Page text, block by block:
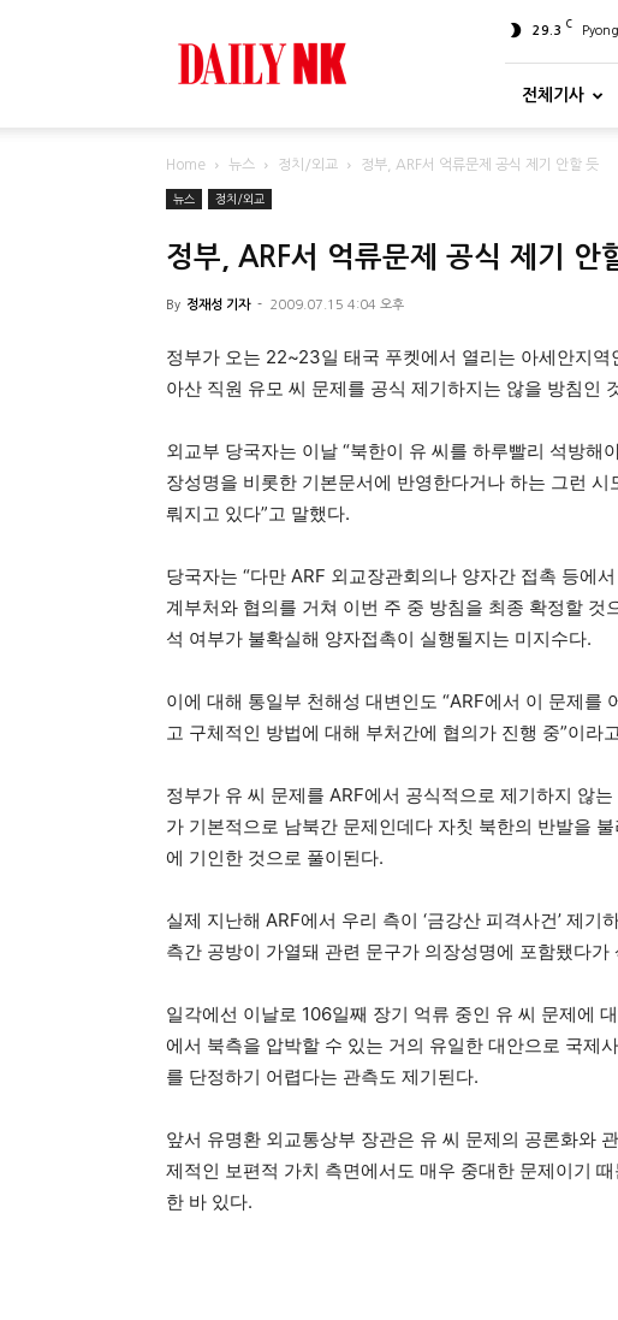
29.3 C
전체기사
Home 뉴스 정치/외교 정부, ARF서 억류문제 공식 제기 안할 듯
뉴스 정치/외교
정부, ARF서 억류문제 공식 제기 안
By 정재성 기자 - 2009.07.15 4:04 오후
정부가 오는 22~23일 태국 푸켓에서 열리는 아세안지
아산 직원 유모 씨 문제를 공식 제기하지는 않을 방침인
외교부 당국자는 이날 “북한이 유 씨를 하루빨리 석방해
장성명을 비롯한 기본문서에 반영한다거나 하는 그런
뤄지고 있다”고 말했다.
당국자는 “다만 ARF 외교장관회의나 양자간 접촉 등에
계부처와 협의를 거쳐 이번 주 중 방침을 최종 확정할
석 여부가 불확실해 양자접촉이 실행될지는 미지수다.
이에 대해 통일부 천해성 대변인도 “ARF에서 이 문제를
고 구체적인 방법에 대해 부처간에 협의가 진행 중”이라
정부가 유 씨 문제를 ARF에서 공식적으로 제기하지 않
가 기본적으로 남북간 문제인데다 자칫 북한의 반발을
에 기인한 것으로 풀이된다.
실제 지난해 ARF에서 우리 측이 ‘금강산 피격사건’ 제기
측간 공방이 가열돼 관련 문구가 의장성명에 포함됐다
일각에선 이날로 106일째 장기 억류 중인 유 씨 문제에
에서 북측을 압박할 수 있는 거의 유일한 대안으로 국제
를 단정하기 어렵다는 관측도 제기된다.
앞서 유명환 외교통상부 장관은 유 씨 문제의 공론화와
제적인 보편적 가치 측면에서도 매우 중대한 문제이기
한 바 있다.